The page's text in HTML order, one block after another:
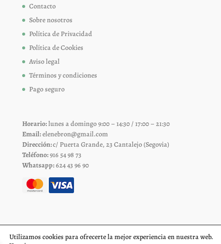
Contacto
Sobre nosotros
Política de Privacidad
Política de Cookies
Aviso legal
Términos y condiciones
Pago seguro
Horario:lunes a domingo 9:00 – 14:30 / 17:00 – 21:30
Email:elenebron@gmail.com
Dirección:c/ Puerta Grande, 23 Cantalejo (Segovia)
Teléfono:916 54 98 73
Whatsapp:624 43 96 90
Utilizamos cookies para ofrecerte la mejor experiencia en nuestra web.